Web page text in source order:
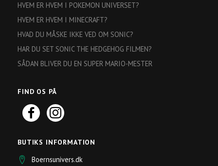
HVEM ER HVEM I POKEMON UNIVERSET?
HVEM ER HVEM I MINECRAFT?
HVAD DU MÅSKE IKKE VED OM SONIC?
HAR DU SET SONIC THE HEDGEHOG FILMEN?
SÅDAN BLIVER DU EN SUPER MARIO-MESTER
FIND OS PÅ
BUTIKS INFORMATION
Boernsunivers.dk